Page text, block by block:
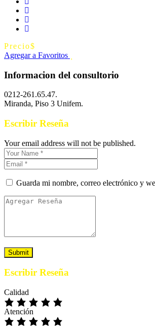
Precio$
Agregar a Favoritos
Informacion del consultorio
0212-261.65.47.
Miranda, Piso 3 Unifem.
Escribir Reseña
Your email address will not be published.
Guarda mi nombre, correo electrónico y
Escribir Reseña
Calidad
Atención